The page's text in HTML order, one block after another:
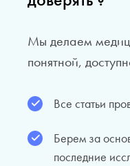
Мы делаем
понятной,
Все статьи
Берем за
последние